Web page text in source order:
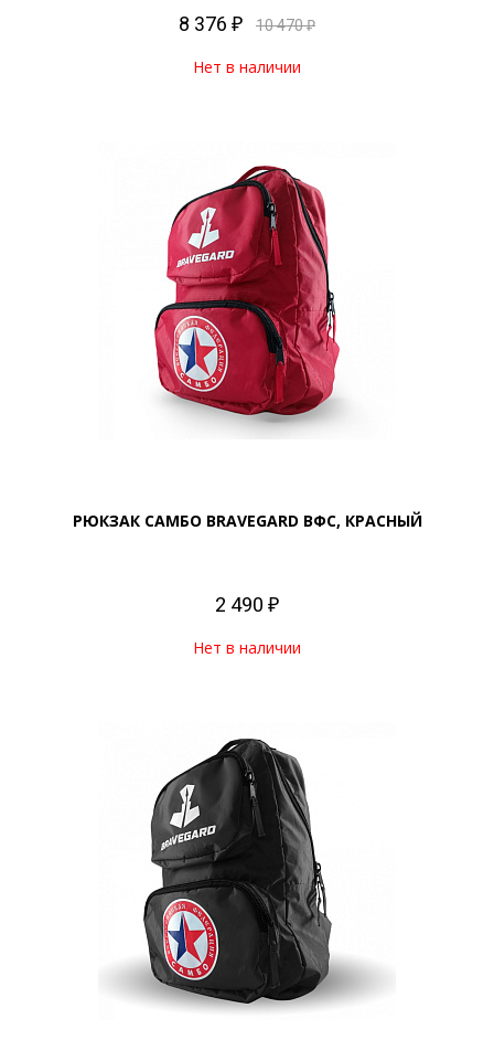
8 376 ₽ 10 470 ₽
Нет в наличии
РЮКЗАК САМБО BRAVEGARD ВФС, КРАСНЫЙ
2 490 ₽
Нет в наличии